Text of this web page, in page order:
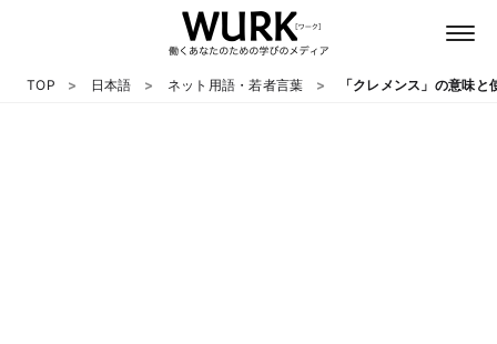
TOP 日本語 ネット用語・若者言葉 「クレメンス」の意味